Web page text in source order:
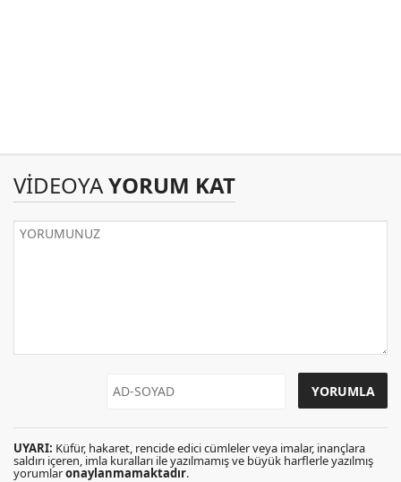
VİDEOYAYORUM KAT
UYARI: Küfür, hakaret, rencide edici cümleler veya imalar, inançlara
saldırı içeren, imla kuralları ile yazılmamış ve büyük harflerle yazılmış
yorumlaronaylanmamaktadır.